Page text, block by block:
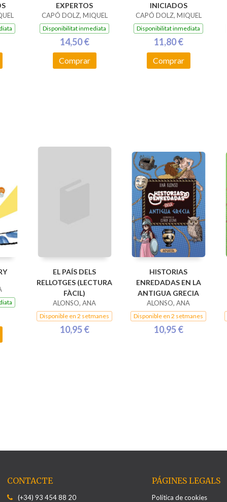
EXPERTOS
CAPÓ DOLZ, MIQUEL
Disponibilitat inmediata
14,50 €
Comprar
INICIADOS
CAPÓ DOLZ, MIQUEL
Disponibilitat inmediata
11,80 €
Comprar
EL PAÍS DELS
RELLOTGES (LECTURA
FÀCIL)
ALONSO, ANA
Disponible en 2 setmanes
10,95 €
HISTORIAS
ENREDADAS EN LA
ANTIGUA GRECIA
ALONSO, ANA
Disponible en 2 setmanes
10,95 €
CONTACTE
(+34) 93 454 88 20
PÁGINES LEGALS
Política de cookies